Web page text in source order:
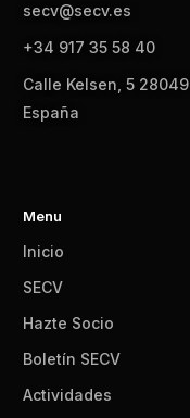
secv@secv.es
+34 917 35 58 40
Calle Kelsen, 5
España
Menu
Inicio
SECV
Hazte Socio
Boletín SECV
Actividades